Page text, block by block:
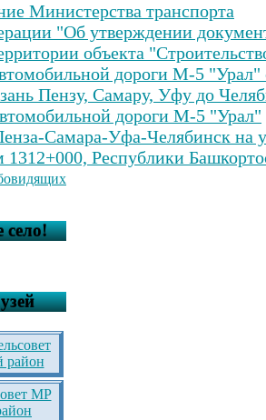
Министерства транспорта
"Об утверждении
объекта
дороги М-5 "Урал"
Пензу, Самару, Уфу до
дороги М-5 "Урал"
Самара-Уфа-Челябинск на
Республики
село!
район
МР